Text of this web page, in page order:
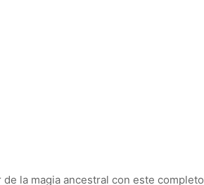
la magia ancestral con este completo